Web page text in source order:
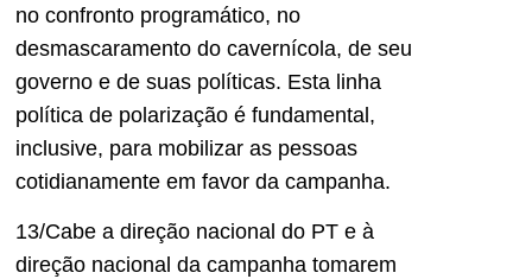
no confronto programático, no
desmascaramento do cavernícola, de seu
governo e de suas políticas. Esta linha
política de polarização é fundamental,
inclusive, para mobilizar as pessoas
cotidianamente em favor da campanha.
13/Cabe a direção nacional do PT e à
direção nacional da campanha tomarem